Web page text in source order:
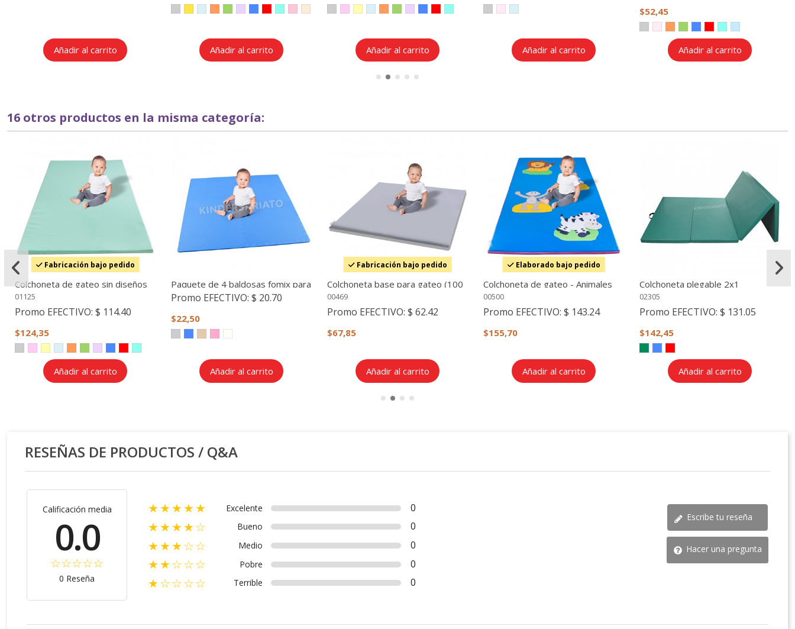
Añadir al carrito Añadir al carrito Añadir al carrito Añadir al carrito
$52,45
Añadir al carrito
16 otros productos en la misma categoría:
Fabricación bajo pedido
Colchoneta de gateo sin diseños
01125
Promo EFECTIVO: $ 114.40
$124,35
Añadir al carrito
Paquete de 4 baldosas fomix para
piso - Espuma flex, tatami
Promo EFECTIVO: $ 20.70
$22,50
Añadir al carrito
Fabricación bajo pedido
Colchoneta base para gateo (100
x 100 cm)
00469
Promo EFECTIVO: $ 62.42
$67,85
Añadir al carrito
Elaborado bajo pedido
Colchoneta de gateo - Animales
salvajes (Modelo 1)
00500
Promo EFECTIVO: $ 143.24
$155,70
Añadir al carrito
Colchoneta plegable 2x1
02305
Promo EFECTIVO: $ 131.05
$142,45
Añadir al carrito
RESEÑAS DE PRODUCTOS / Q&A
Calificación media
0.0
0 Reseña
★★★★★ Excelente
0
★★★★☆
Bueno
0
★★★☆☆
Medio
0
★★☆☆☆
Pobre
0
★☆☆☆☆
Terrible 0
Escribe tu reseña
Hacer una pregunta